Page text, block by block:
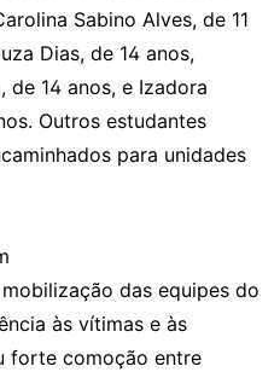
Sabino Alves, de 11
Dias, de 14 anos,
de 14 anos, e Izadora
Outros estudantes
para unidades
das equipes do
às vítimas e às
forte comoção entre